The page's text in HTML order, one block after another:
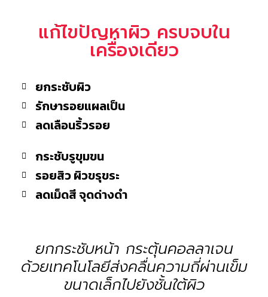
แก้ไขปัญหาผิว ครบจบใน
เครื่องเดียว
ยกระชับผิว
รักษารอยแผลเป็น
ลดเลือนริ้วรอย
กระชับรูขุมขน
รอยสิว ผิวขรุขระ
ลดเม็ดสี จุดด่างดำ
ยกกระชับหน้า กระตุ้นคอลลาเจน
ด้วยเทคโนโลยีส่งคลื่นความถี่ผ่านเข็ม
ขนาดเล็กไปยังชั้นใต้ผิว